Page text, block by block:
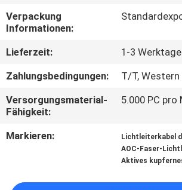
TRETEN
SIE
MIT
UNS
IN
Verpackung
Informationen:
Lieferzeit:
1-3 Werktage
Zahlungsbedingungen:
T/T, Western
Versorgungsmaterial-
Fähigkeit:
5.000 PC pro
Markieren: Lichtleiterkabel
AOC-Faser-
Aktives